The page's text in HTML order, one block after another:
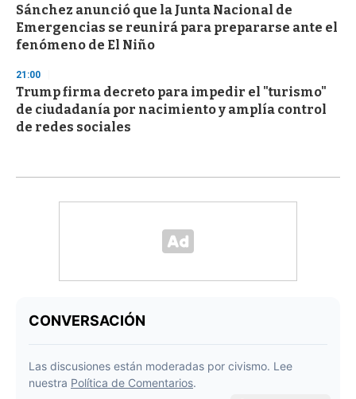
Sánchez anunció que la Junta Nacional de
Emergencias se reunirá para prepararse ante el
fenómeno de El Niño
21:00
Trump firma decreto para impedir el "turismo"
de ciudadanía por nacimiento y amplía control
de redes sociales